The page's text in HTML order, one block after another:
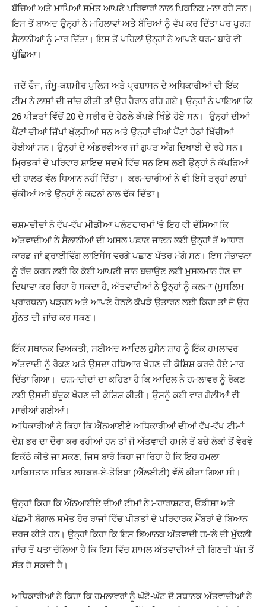
ਬੱਚਿਆਂ ਅਤੇ ਮਾਪਿਆਂ ਸਮੇਤ ਆਪਣੇ ਪਰਿਵਾਰਾਂ ਨਾਲ ਪਿਕਨਿਕ ਮਨਾ ਰਹੇ ਸਨ।
ਇਸ ਤੋਂ ਬਾਅਦ ਉਨ੍ਹਾਂ ਨੇ ਮਹਿਲਾਵਾਂ ਅਤੇ ਬੱਚਿਆਂ ਨੂੰ ਵੱਖ ਕਰ ਦਿੱਤਾ ਪਰ ਪੁਰਸ਼
ਸੈਲਾਨੀਆਂ ਨੂੰ ਮਾਰ ਦਿੱਤਾ। ਇਸ ਤੋਂ ਪਹਿਲਾਂ ਉਨ੍ਹਾਂ ਨੇ ਆਪਣੇ ਧਰਮ ਬਾਰੇ ਵੀ
ਪੁੱਛਿਆ।
ਜਦੋਂ ਫੌਜ, ਜੰਮੂ-ਕਸ਼ਮੀਰ ਪੁਲਿਸ ਅਤੇ ਪ੍ਰਸ਼ਾਸਨ ਦੇ ਅਧਿਕਾਰੀਆਂ ਦੀ ਇੱਕ
ਟੀਮ ਨੇ ਲਾਸ਼ਾਂ ਦੀ ਜਾਂਚ ਕੀਤੀ ਤਾਂ ਉਹ ਹੈਰਾਨ ਰਹਿ ਗਏ। ਉਨ੍ਹਾਂ ਨੇ ਪਾਇਆ ਕਿ
26 ਪੀੜਤਾਂ ਵਿੱਚੋਂ 20 ਦੇ ਸਰੀਰ ਦੇ ਹੇਠਲੇ ਕੱਪੜੇ ਖਿੰਡੇ ਹੋਏ ਸਨ। ਉਨ੍ਹਾਂ ਦੀਆਂ
ਪੈਂਟਾਂ ਦੀਆਂ ਜ਼ਿੱਪਾਂ ਖੁੱਲ੍ਹੀਆਂ ਸਨ ਅਤੇ ਉਨ੍ਹਾਂ ਦੀਆਂ ਪੈਂਟਾਂ ਹੇਠਾਂ ਖਿੱਚੀਆਂ
ਹੋਈਆਂ ਸਨ। ਉਨ੍ਹਾਂ ਦੇ ਅੰਡਰਵੀਅਰ ਜਾਂ ਗੁਪਤ ਅੰਗ ਦਿਖਾਈ ਦੇ ਰਹੇ ਸਨ।
ਮ੍ਰਿਤਕਾਂ ਦੇ ਪਰਿਵਾਰ ਸ਼ਾਇਦ ਸਦਮੇ ਵਿੱਚ ਸਨ ਇਸ ਲਈ ਉਨ੍ਹਾਂ ਨੇ ਕੱਪੜਿਆਂ
ਦੀ ਹਾਲਤ ਵੱਲ ਧਿਆਨ ਨਹੀਂ ਦਿੱਤਾ। ਕਰਮਚਾਰੀਆਂ ਨੇ ਵੀ ਇਸੇ ਤਰ੍ਹਾਂ ਲਾਸ਼ਾਂ
ਚੁੱਕੀਆਂ ਅਤੇ ਉਨ੍ਹਾਂ ਨੂੰ ਕਫ਼ਨਾਂ ਨਾਲ ਢੱਕ ਦਿੱਤਾ।
ਚਸ਼ਮਦੀਦਾਂ ਨੇ ਵੱਖ-ਵੱਖ ਮੀਡੀਆ ਪਲੇਟਫਾਰਮਾਂ ‘ਤੇ ਇਹ ਵੀ ਦੱਸਿਆ ਕਿ
ਅੱਤਵਾਦੀਆਂ ਨੇ ਸੈਲਾਨੀਆਂ ਦੀ ਅਸਲ ਪਛਾਣ ਜਾਣਨ ਲਈ ਉਨ੍ਹਾਂ ਤੋਂ ਆਧਾਰ
ਕਾਰਡ ਜਾਂ ਡ੍ਰਾਈਵਿੰਗ ਲਾਇਸੈਂਸ ਵਰਗੇ ਪਛਾਣ ਪੱਤਰ ਮੰਗੇ ਸਨ। ਇਸ ਸੰਭਾਵਨਾ
ਨੂੰ ਰੱਦ ਕਰਨ ਲਈ ਕਿ ਕੋਈ ਆਪਣੀ ਜਾਨ ਬਚਾਉਣ ਲਈ ਮੁਸਲਮਾਨ ਹੋਣ ਦਾ
ਦਿਖਾਵਾ ਕਰ ਰਿਹਾ ਹੋ ਸਕਦਾ ਹੈ, ਅੱਤਵਾਦੀਆਂ ਨੇ ਉਨ੍ਹਾਂ ਨੂੰ ਕਲਮਾ (ਮੁਸਲਿਮ
ਪ੍ਰਾਰਥਨਾ) ਪੜ੍ਹਨ ਅਤੇ ਆਪਣੇ ਹੇਠਲੇ ਕੱਪੜੇ ਉਤਾਰਨ ਲਈ ਕਿਹਾ ਤਾਂ ਜੋ ਉਹ
ਸੁੰਨਤ ਦੀ ਜਾਂਚ ਕਰ ਸਕਣ।
ਇੱਕ ਸਥਾਨਕ ਵਿਅਕਤੀ, ਸਈਅਦ ਆਦਿਲ ਹੁਸੈਨ ਸ਼ਾਹ ਨੂੰ ਇੱਕ ਹਮਲਾਵਰ
ਅੱਤਵਾਦੀ ਨੂੰ ਰੋਕਣ ਅਤੇ ਉਸਦਾ ਹਥਿਆਰ ਖੋਹਣ ਦੀ ਕੋਸ਼ਿਸ਼ ਕਰਦੇ ਹੋਏ ਮਾਰ
ਦਿੱਤਾ ਗਿਆ। ਚਸ਼ਮਦੀਦਾਂ ਦਾ ਕਹਿਣਾ ਹੈ ਕਿ ਆਦਿਲ ਨੇ ਹਮਲਾਵਰ ਨੂੰ ਰੋਕਣ
ਲਈ ਉਸਦੀ ਬੰਦੂਕ ਖੋਹਣ ਦੀ ਕੋਸ਼ਿਸ਼ ਕੀਤੀ। ਉਸਨੂੰ ਕਈ ਵਾਰ ਗੋਲੀਆਂ ਵੀ
ਮਾਰੀਆਂ ਗਈਆਂ।
ਅਧਿਕਾਰੀਆਂ ਨੇ ਕਿਹਾ ਕਿ ਐੱਨਆਈਏ ਅਧਿਕਾਰੀਆਂ ਦੀਆਂ ਵੱਖ-ਵੱਖ ਟੀਮਾਂ
ਦੇਸ਼ ਭਰ ਦਾ ਦੌਰਾ ਕਰ ਰਹੀਆਂ ਹਨ ਤਾਂ ਜੋ ਅੱਤਵਾਦੀ ਹਮਲੇ ਤੋਂ ਬਚੇ ਲੋਕਾਂ ਤੋਂ ਵੇਰਵੇ
ਇਕੱਠੇ ਕੀਤੇ ਜਾ ਸਕਣ, ਜਿਸ ਬਾਰੇ ਕਿਹਾ ਜਾ ਰਿਹਾ ਹੈ ਕਿ ਇਹ ਹਮਲਾ
ਪਾਕਿਸਤਾਨ ਸਥਿਤ ਲਸ਼ਕਰ-ਏ-ਤੋਇਬਾ (ਐੱਲਈਟੀ) ਵੱਲੋਂ ਕੀਤਾ ਗਿਆ ਸੀ।
ਉਨ੍ਹਾਂ ਕਿਹਾ ਕਿ ਐੱਨਆਈਏ ਦੀਆਂ ਟੀਮਾਂ ਨੇ ਮਹਾਰਾਸ਼ਟਰ, ਓਡੀਸ਼ਾ ਅਤੇ
ਪੱਛਮੀ ਬੰਗਾਲ ਸਮੇਤ ਹੋਰ ਰਾਜਾਂ ਵਿੱਚ ਪੀੜਤਾਂ ਦੇ ਪਰਿਵਾਰਕ ਮੈਂਬਰਾਂ ਦੇ ਬਿਆਨ
ਦਰਜ ਕੀਤੇ ਹਨ। ਉਨ੍ਹਾਂ ਕਿਹਾ ਕਿ ਇਸ ਭਿਆਨਕ ਅੱਤਵਾਦੀ ਹਮਲੇ ਦੀ ਮੁੱਢਲੀ
ਜਾਂਚ ਤੋਂ ਪਤਾ ਚੱਲਿਆ ਹੈ ਕਿ ਇਸ ਵਿੱਚ ਸ਼ਾਮਲ ਅੱਤਵਾਦੀਆਂ ਦੀ ਗਿਣਤੀ ਪੰਜ ਤੋਂ
ਸੱਤ ਹੋ ਸਕਦੀ ਹੈ।
ਅਧਿਕਾਰੀਆਂ ਨੇ ਕਿਹਾ ਕਿ ਹਮਲਾਵਰਾਂ ਨੂੰ ਘੱਟੋ-ਘੱਟ ਦੋ ਸਥਾਨਕ ਅੱਤਵਾਦੀਆਂ ਨੇ